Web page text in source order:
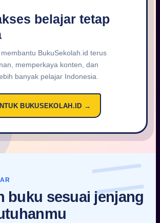
belajar tetap
BukuSekolah.id terus
memperkaya konten, dan
banyak pelajar Indonesia.
BUKUSEKOLAH.ID →
buku sesuai jenjang